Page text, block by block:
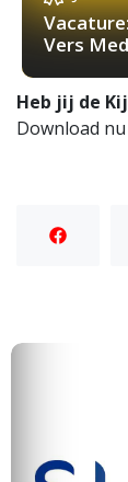
Vers
Heb jij de
Download